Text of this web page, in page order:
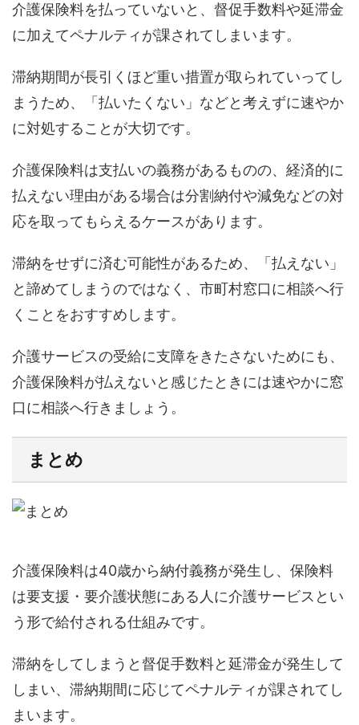
介護保険料を払っていないと、督促手数料や延滞金
に加えてペナルティが課されてしまいます。
滞納期間が長引くほど重い措置が取られていってし
まうため、「払いたくない」などと考えずに速やか
に対処することが大切です。
介護保険料は支払いの義務があるものの、経済的に
払えない理由がある場合は分割納付や減免などの対
応を取ってもらえるケースがあります。
滞納をせずに済む可能性があるため、「払えない」
と諦めてしまうのではなく、市町村窓口に相談へ行
くことをおすすめします。
介護サービスの受給に支障をきたさないためにも、
介護保険料が払えないと感じたときには速やかに窓
口に相談へ行きましょう。
まとめ
介護保険料は40歳から納付義務が発生し、保険料
は要支援・要介護状態にある人に介護サービスとい
う形で給付される仕組みです。
滞納をしてしまうと督促手数料と延滞金が発生して
しまい、滞納期間に応じてペナルティが課されてし
まいます。